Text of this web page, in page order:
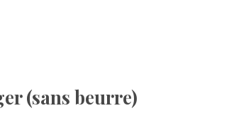
(sans beurre)